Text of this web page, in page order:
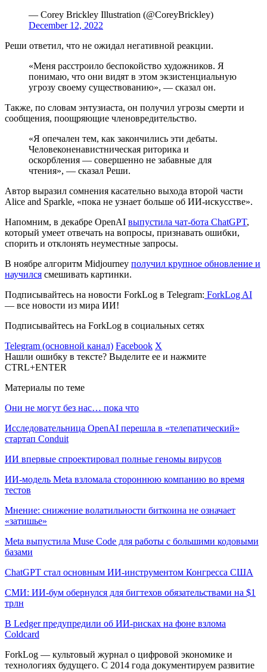
— Corey Brickley Illustration (@CoreyBrickley)
December 12, 2022
Реши ответил, что не ожидал негативной реакции.
«Меня расстроило беспокойство художников. Я
понимаю, что они видят в этом экзистенциальную
угрозу своему существованию», — сказал он.
Также, по словам энтузиаста, он получил угрозы смерти и
сообщения, поощряющие членовредительство.
«Я опечален тем, как закончились эти дебаты.
Человеконенавистническая риторика и
оскорбления — совершенно не забавные для
чтения», — сказал Реши.
Автор выразил сомнения касательно выхода второй части
Alice and Sparkle, «пока не узнает больше об ИИ-искусстве».
Напомним, в декабре OpenAI выпустила чат-бота ChatGPT,
который умеет отвечать на вопросы, признавать ошибки,
спорить и отклонять неуместные запросы.
В ноябре алгоритм Midjourney получил крупное обновление и
научился смешивать картинки.
Подписывайтесь на новости ForkLog в Telegram: ForkLog AI
— все новости из мира ИИ!
Подписывайтесь на ForkLog в социальных сетях
Telegram (основной канал) Facebook X
Нашли ошибку в тексте? Выделите ее и нажмите
CTRL+ENTER
Материалы по теме
Они не могут без нас… пока что
Исследовательница OpenAI перешла в «телепатический»
стартап Conduit
ИИ впервые спроектировал полные геномы вирусов
ИИ-модель Meta взломала стороннюю компанию во время
тестов
Мнение: снижение волатильности биткоина не означает
«затишье»
Meta выпустила Muse Code для работы с большими кодовыми
базами
ChatGPT стал основным ИИ-инструментом Конгресса США
СМИ: ИИ-бум обернулся для бигтехов обязательствами на $1
трлн
В Ledger предупредили об ИИ-рисках на фоне взлома
Coldcard
ForkLog — культовый журнал о цифровой экономике и
технологиях будущего. С 2014 года документируем развитие